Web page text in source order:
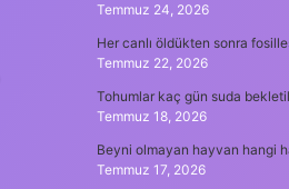
Temmuz 24, 2026
Her canlı öldükten sonra
Temmuz 22, 2026
Tohumlar kaç gün suda
Temmuz 18, 2026
Beyni olmayan hayvan hangi
Temmuz 17, 2026